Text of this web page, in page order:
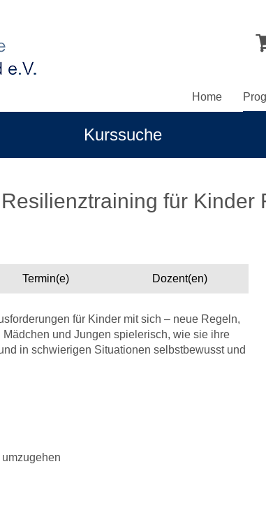
Home
Kurssuche
für Kinder
Termin(e) Dozent(en)
für Kinder mit sich – neue Regeln,
und Jungen spielerisch, wie sie ihre
in schwierigen Situationen selbstbewusst und